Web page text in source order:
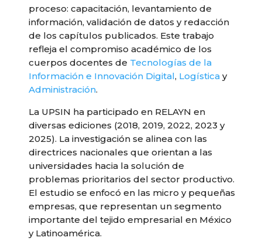
proceso: capacitación, levantamiento de
información, validación de datos y redacción
de los capítulos publicados. Este trabajo
refleja el compromiso académico de los
cuerpos docentes de Tecnologías de la
Información e Innovación Digital, Logísticay
Administración.
La UPSIN ha participado en RELAYN en
diversas ediciones (2018, 2019, 2022, 2023 y
2025). La investigación se alinea con las
directrices nacionales que orientan a las
universidades hacia la solución de
problemas prioritarios del sector productivo.
El estudio se enfocó en las micro y pequeñas
empresas, que representan un segmento
importante del tejido empresarial en México
y Latinoamérica.